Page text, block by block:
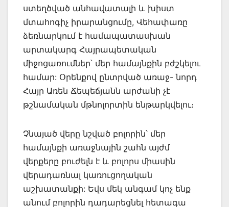
ստեղծված անհավատալի և խիստ
մտահոգիչ իրարանցումը, Վեհափառը
ձեռնարկում է համապատասխան
արտակարգ Հայրապետական
միջոցառումներ՝ մեր համայնքին բժշկելու
համար: Օրենքով ընտրված առաջ- նորդ
Հայր Առեն Ճեպեճյանն արժանի չէ
թշնամական մթնոլորտին ենթարկվելու։
Չնայած վերը նշված բոլորին՝ մեր
համայնքի առաջնային շահն այժմ
վերքերը բուժելն է և բոլորս միասին
վերադառնալ կառուցողական
աշխատանքի: Եվս մեկ անգամ կոչ ենք
անում բոլորին դադարեցնել հետագա